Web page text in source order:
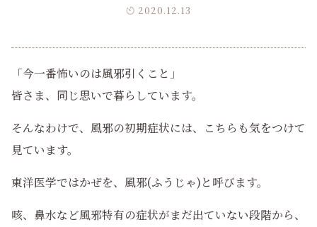
2020.12.13
「今一番怖いのは風邪引くこと」
皆さま、同じ思いで暮らしています。
そんなわけで、風邪の初期症状には、こちらも気をつけて
見ています。
東洋医学ではかぜを、風邪(ふうじゃ)と呼びます。
咳、鼻水など風邪特有の症状がまだ出ていない段階から、